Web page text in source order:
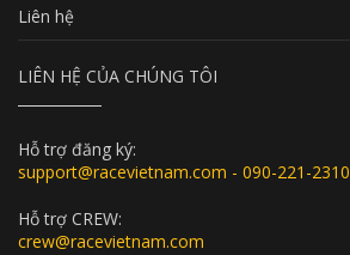
Liên hệ
LIÊN HỆ CỦA CHÚNG TÔI
Hỗ trợ đăng ký:
support@racevietnam.com - 090-221-2310
Hỗ trợ CREW:
crew@racevietnam.com